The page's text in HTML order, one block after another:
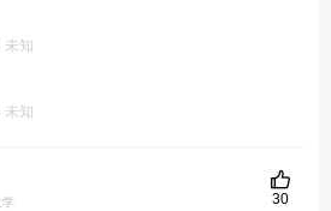
未知
未知
30